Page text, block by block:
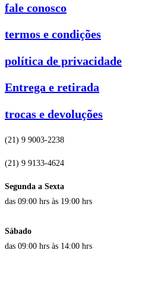
fale conosco
termos e condições
política de privacidade
Entrega e retirada
trocas e devoluções
(21) 9 9003-2238
(21) 9 9133-4624
Segunda a Sexta
das 09:00 hrs às 19:00 hrs
Sábado
das 09:00 hrs às 14:00 hrs